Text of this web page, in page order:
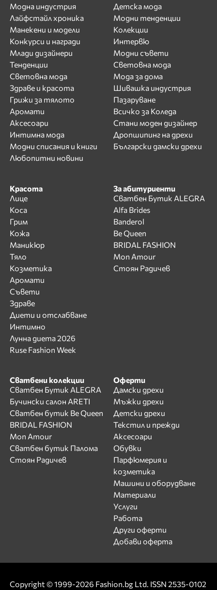
Модна индустрия
Лайфстайл хроника
Манекени и модели
Конкурси и награди
Млади дизайнери
Тенденции
Световна мода
Здраве и красота
Грижи за тялото
Аромати
Аксесоари
Интимна мода
Модни списания и книги
Любопитни новини
Детска мода
Модни тенденции
Колекции
Интервю
Модни съвети
Световна мода
Мода за дома
Шивашка индустрия
Пазаруване
Всичко за Коледа
Стани моден дизайнер
Дропшипинг на дрехи
Български дамски дрехи
Красота
Лице
Коса
Грим
Кожа
Маникюр
Тяло
Козметика
Аромати
Съвети
Здраве
Диети и отслабване
Интимно
Лунна диета 2026
Ruse Fashion Week
За абитуриенти
Сватбен Бутик ALEGRA
Alfa Brides
Banderol
Be Queen
BRIDAL FASHION
Mon Amour
Стоян Радичев
Сватбени колекции
Сватбен Бутик ALEGRA
Бучински салон ARETI
Сватбен бутик Be Queen
BRIDAL FASHION
Mon Amour
Сватбен бутик Палома
Стоян Радичев
Оферти
Дамски дрехи
Мъжки дрехи
Детски дрехи
Текстил и прежди
Аксесоари
Обувки
Парфюмерия и
козметика
Машини и оборудване
Материали
Услуги
Работа
Други оферти
Добави оферта
Copyright © 1999-2026 Fashion.bg Ltd. ISSN 2535-0102